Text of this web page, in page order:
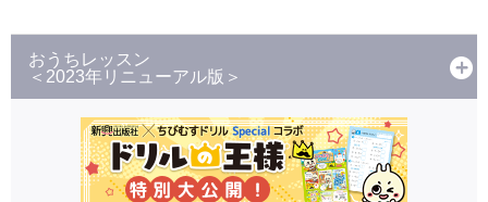
おうちレッスン
＜2023年リニューアル版＞